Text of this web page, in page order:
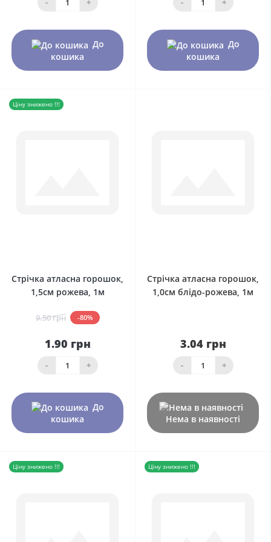
До
кошика
До
кошика
Ціну знижено !!!
Стрічка атласна горошок,
1,5см рожева, 1м
9.50 грн -80%
1.90 грн
- +
До
кошика
Стрічка атласна горошок,
1,0см блідо-рожева, 1м
3.04 грн
- +
Нема в наявності
Ціну знижено !!! Ціну знижено !!!